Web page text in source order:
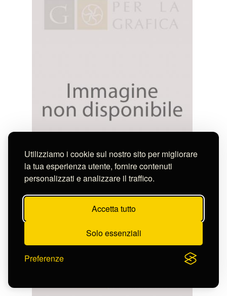
Utilizziamo i cookie sul nostro sito per migliorare
la tua esperienza utente, fornire contenuti
personalizzati e analizzare il traffico.
Accetta tutto
Solo essenziali
Preferenze
Leclerc Sébastien
MEDAGLIA PER ENRICO II DI FRANCIA E
DIANA DI POITIERS